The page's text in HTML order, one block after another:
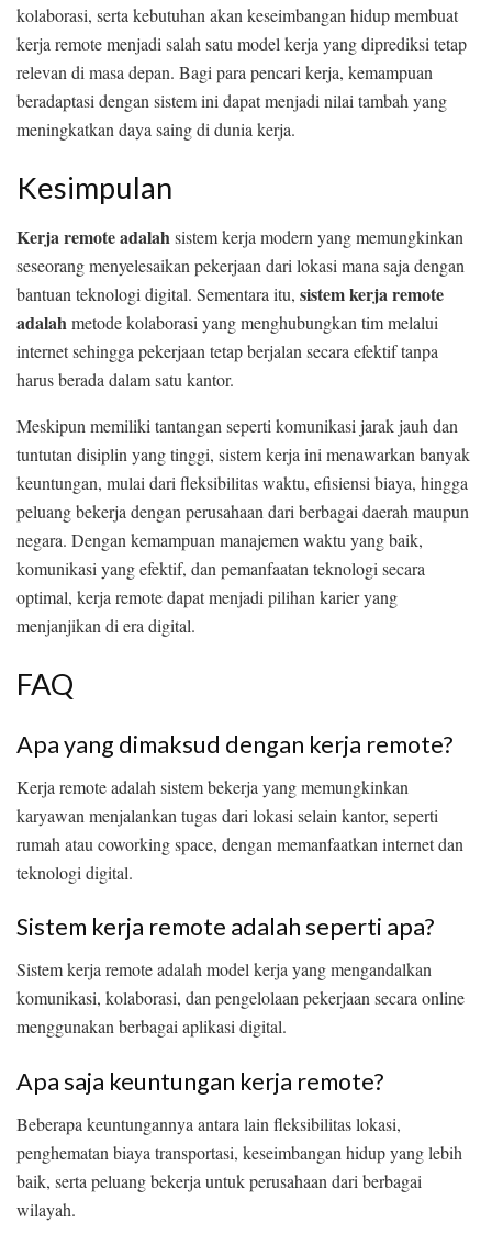
kolaborasi, serta kebutuhan akan keseimbangan hidup membuat
kerja remote menjadi salah satu model kerja yang diprediksi tetap
relevan di masa depan. Bagi para pencari kerja, kemampuan
beradaptasi dengan sistem ini dapat menjadi nilai tambah yang
meningkatkan daya saing di dunia kerja.
Kesimpulan
Kerja remote adalahsistem kerja modern yang memungkinkan
seseorang menyelesaikan pekerjaan dari lokasi mana saja dengan
bantuan teknologi digital. Sementara itu, sistem kerja remote
adalahmetode kolaborasi yang menghubungkan tim melalui
internet sehingga pekerjaan tetap berjalan secara efektif tanpa
harus berada dalam satu kantor.
Meskipun memiliki tantangan seperti komunikasi jarak jauh dan
tuntutan disiplin yang tinggi, sistem kerja ini menawarkan banyak
keuntungan, mulai dari fleksibilitas waktu, efisiensi biaya, hingga
peluang bekerja dengan perusahaan dari berbagai daerah maupun
negara. Dengan kemampuan manajemen waktu yang baik,
komunikasi yang efektif, dan pemanfaatan teknologi secara
optimal, kerja remote dapat menjadi pilihan karier yang
menjanjikan di era digital.
FAQ
Apa yang dimaksud dengan kerja remote?
Kerja remote adalah sistem bekerja yang memungkinkan
karyawan menjalankan tugas dari lokasi selain kantor, seperti
rumah atau coworking space, dengan memanfaatkan internet dan
teknologi digital.
Sistem kerja remote adalah seperti apa?
Sistem kerja remote adalah model kerja yang mengandalkan
komunikasi, kolaborasi, dan pengelolaan pekerjaan secara online
menggunakan berbagai aplikasi digital.
Apa saja keuntungan kerja remote?
Beberapa keuntungannya antara lain fleksibilitas lokasi,
penghematan biaya transportasi, keseimbangan hidup yang lebih
baik, serta peluang bekerja untuk perusahaan dari berbagai
wilayah.